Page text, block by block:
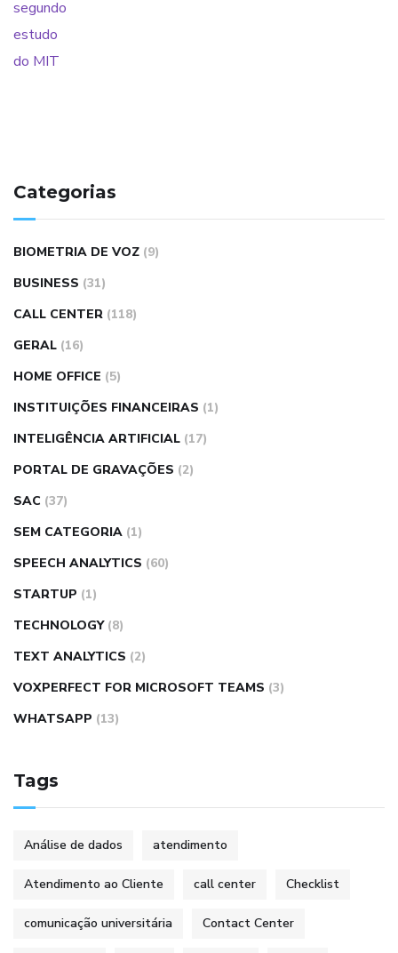
Categorias
BIOMETRIA DE VOZ (9)
BUSINESS (31)
CALL CENTER (118)
GERAL (16)
HOME OFFICE (5)
INSTITUIÇÕES FINANCEIRAS (1)
INTELIGÊNCIA ARTIFICIAL (17)
PORTAL DE GRAVAÇÕES (2)
SAC (37)
SEM CATEGORIA (1)
SPEECH ANALYTICS (60)
STARTUP (1)
TECHNOLOGY (8)
TEXT ANALYTICS (2)
VOXPERFECT FOR MICROSOFT TEAMS (3)
WHATSAPP (13)
Tags
Análise de dados atendimento
Atendimento ao Cliente call center Checklist
comunicação universitária Contact Center